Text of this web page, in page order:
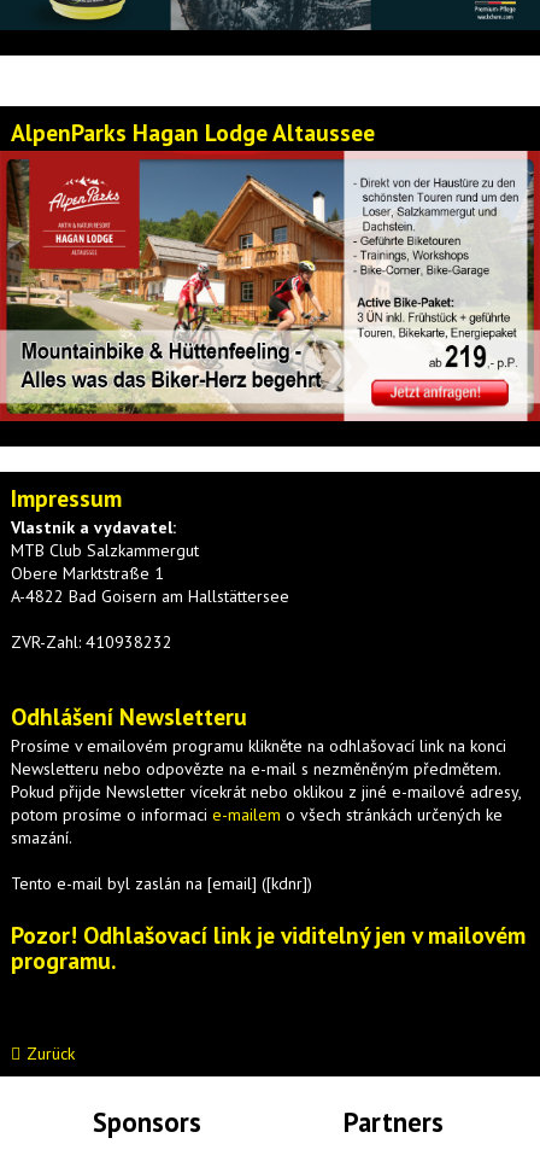
AlpenParks Hagan Lodge Altaussee
Impressum
Vlastník a vydavatel:
MTB Club Salzkammergut
Obere Marktstraße 1
A-4822 Bad Goisern am Hallstättersee
ZVR-Zahl: 410938232
Odhlášení Newsletteru
Prosíme v emailovém programu klikněte na odhlašovací link na konci
Newsletteru nebo odpovězte na e-mail s nezměněným předmětem.
Pokud přijde Newsletter vícekrát nebo oklikou z jiné e-mailové adresy,
potom prosíme o informaci e-mailem o všech stránkách určených ke
smazání.
Tento e-mail byl zaslán na [email] ([kdnr])
Pozor! Odhlašovací link je viditelný jen v mailovém
programu.
Zurück
Sponsors Partners